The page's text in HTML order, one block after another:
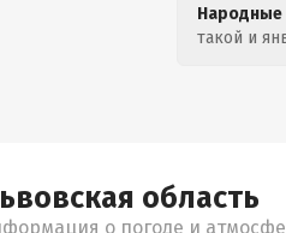
такой и
область
о погоде и